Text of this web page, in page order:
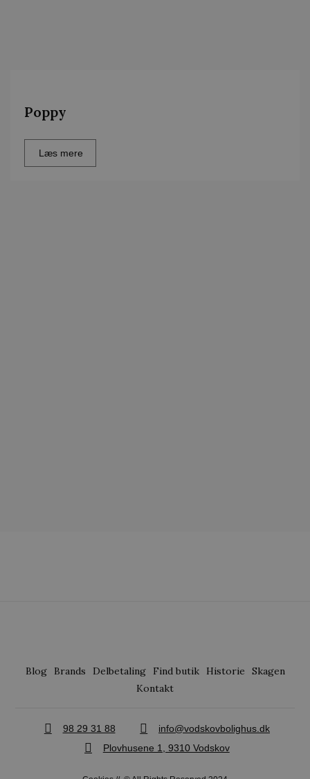
Poppy
Læs mere
Blog Brands Delbetaling Find butik Historie
Skagen
Kontakt
98 29 31 88
info@vodskovbolighus.dk
Plovhusene 1, 9310 Vodskov